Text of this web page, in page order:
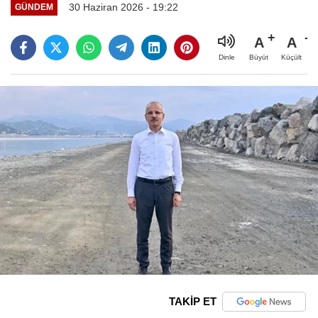
GÜNDEM 30 Haziran 2026 - 19:22
Dinle
A
Büyüt
A
Küçült
TAKİP ET